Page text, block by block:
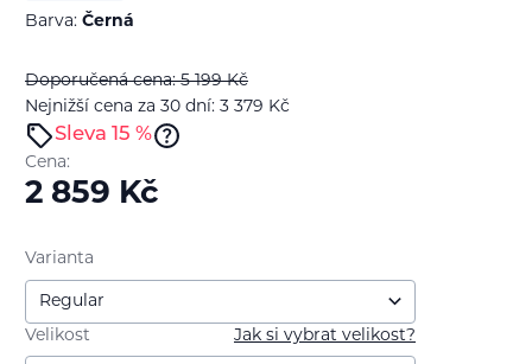
Barva: Černá
Doporučená cena: 5 199Kč
Nejnižší cena za 30 dní: 3 379 Kč
Sleva 15 %
Cena:
2 859 Kč
Varianta
Jak si vybrat velikost?
Velikost